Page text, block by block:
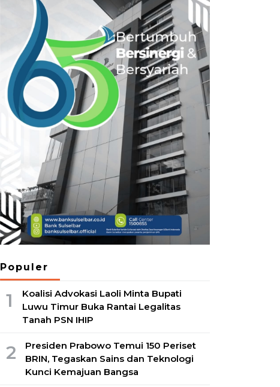
Populer
1
Koalisi Advokasi Laoli Minta Bupati
Luwu Timur Buka Rantai Legalitas
Tanah PSN IHIP
2
Presiden Prabowo Temui 150 Periset
BRIN, Tegaskan Sains dan Teknologi
Kunci Kemajuan Bangsa